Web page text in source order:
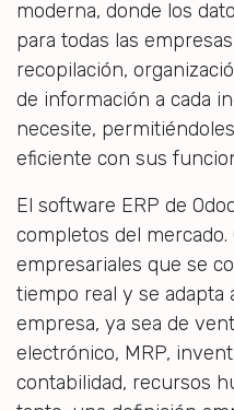
moderna, donde los
para todas las
recopilación,
de información a cada
necesite,
eficiente con sus
El software ERP de
completos del mercado.
empresariales que se
tiempo real y se adapta
empresa, ya sea de
electrónico, MRP,
contabilidad, recursos